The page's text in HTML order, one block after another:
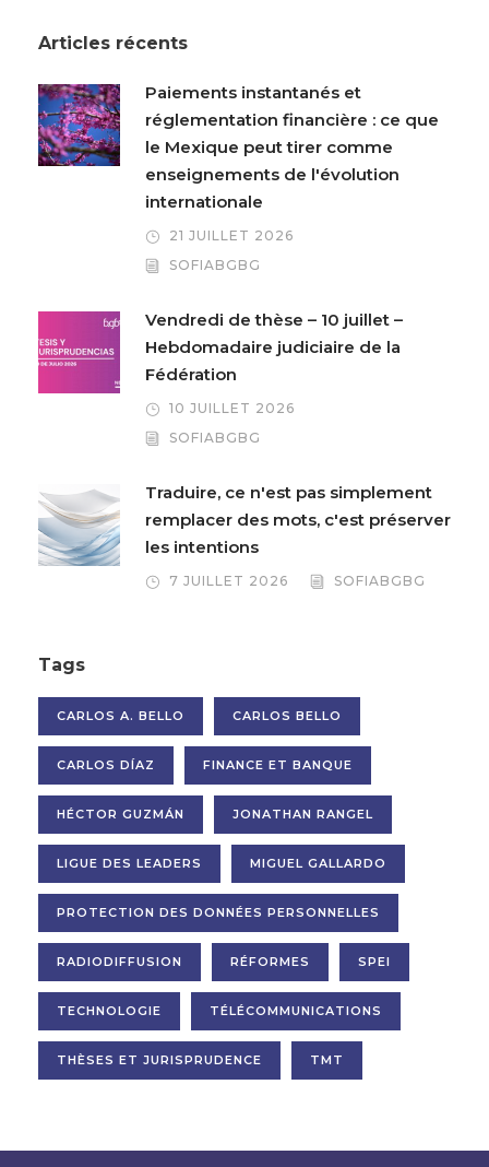
Articles récents
Paiements instantanés et
réglementation financière : ce que
le Mexique peut tirer comme
enseignements de l'évolution
internationale
21 JUILLET 2026
SOFIABGBG
Vendredi de thèse – 10 juillet –
Hebdomadaire judiciaire de la
Fédération
10 JUILLET 2026
SOFIABGBG
Traduire, ce n'est pas simplement
remplacer des mots, c'est préserver
les intentions
7 JUILLET 2026 SOFIABGBG
Tags
CARLOS A. BELLO CARLOS BELLO
CARLOS DÍAZ FINANCE ET BANQUE
HÉCTOR GUZMÁN JONATHAN RANGEL
LIGUE DES LEADERS MIGUEL GALLARDO
PROTECTION DES DONNÉES PERSONNELLES
RADIODIFFUSION RÉFORMES SPEI
TECHNOLOGIE TÉLÉCOMMUNICATIONS
THÈSES ET JURISPRUDENCE TMT